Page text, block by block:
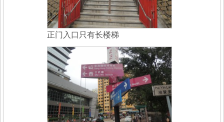
正门入口只有长楼梯